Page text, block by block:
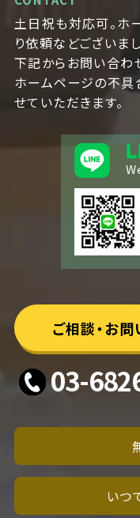
土日祝も対応可。ホ
り依頼などございま
下記からお問い合わ
ホームページの不具
せていただきます。
ご相談・お
03-
いつ